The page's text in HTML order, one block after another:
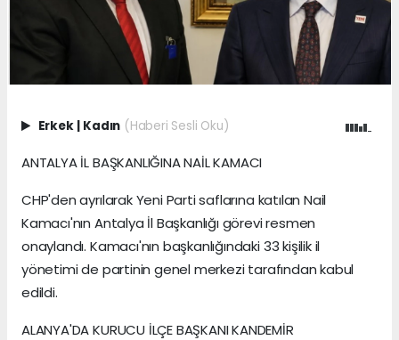
Erkek | Kadın (Haberi Sesli Oku)
ANTALYA İL BAŞKANLIĞINA NAİL KAMACI
CHP'den ayrılarak Yeni Parti saflarına katılan Nail
Kamacı'nın Antalya İl Başkanlığı görevi resmen
onaylandı. Kamacı'nın başkanlığındaki 33 kişilik il
yönetimi de partinin genel merkezi tarafından kabul
edildi.
ALANYA'DA KURUCU İLÇE BAŞKANI KANDEMİR